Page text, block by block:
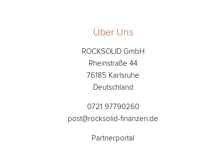
Über Uns
ROCKSOLID GmbH
Rheinstraße 44
76185 Karlsruhe
Deutschland
0721 97790260
post@rocksolid-finanzen.de
Partnerportal